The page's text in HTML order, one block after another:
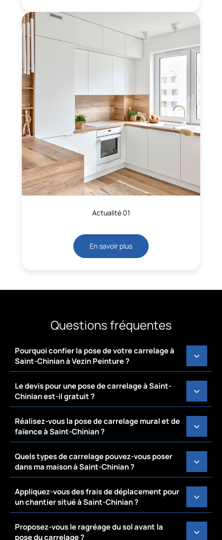
Actualité 01
En savoir plus
Questions fréquentes
Pourquoi confier la pose de votre carrelage à
Saint-Chinian à Vezin Peinture ?
Le devis pour une pose de carrelage à Saint-
Chinian est-il gratuit ?
Réalisez-vous la pose de carrelage mural et de
faïence à Saint-Chinian ?
Quels types de carrelage pouvez-vous poser
dans ma maison à Saint-Chinian ?
Appliquez-vous des frais de déplacement pour
un chantier situé à Saint-Chinian ?
Proposez-vous le ragréage du sol avant la
pose du carrelage ?